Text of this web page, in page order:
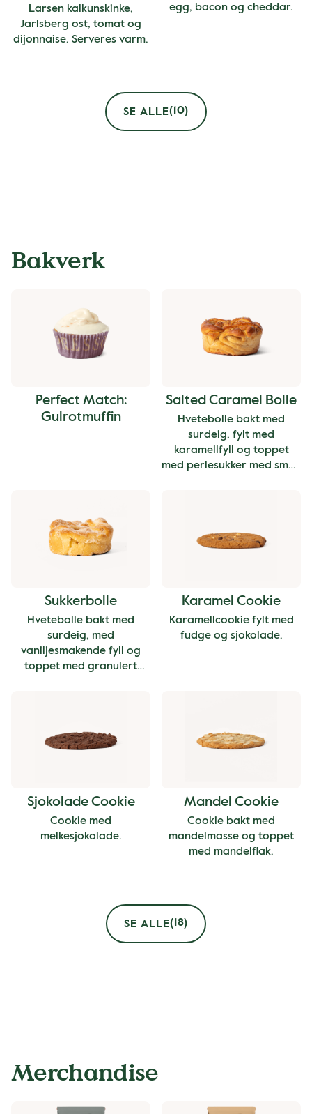
Larsen kalkunskinke,
Jarlsberg ost, tomat og
dijonnaise. Serveres varm.
egg, bacon og cheddar.
SE ALLE(10)
Bakverk
Perfect Match:
Gulrotmuffin
Salted Caramel Bolle
Hvetebolle bakt med
surdeig, fylt med
karamellfyll og toppet
med perlesukker med smak
Sukkerbolle
Hvetebolle bakt med
surdeig, med
vaniljesmakende fyll og
toppet med granulert
Karamel Cookie
Karamellcookie fylt med
fudge og sjokolade.
Sjokolade Cookie
Cookie med
melkesjokolade.
Mandel Cookie
Cookie bakt med
mandelmasse og toppet
med mandelflak.
SE ALLE(18)
Merchandise